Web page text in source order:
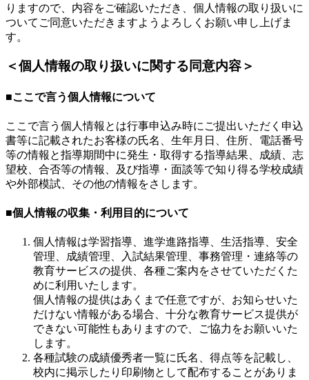
りますので、内容をご確認いただき、個人情報の取り扱いに
ついてご同意いただきますようよろしくお願い申し上げま
す。
＜個人情報の取り扱いに関する同意内容＞
■ここで言う個人情報について
ここで言う個人情報とは行事申込み時にご提出いただく申込
書等に記載されたお客様の氏名、生年月日、住所、電話番号
等の情報と指導期間中に発生・取得する指導結果、成績、志
望校、合否等の情報、及び指導・面談等で知り得る学校成績
や外部模試、その他の情報をさします。
■個人情報の収集・利用目的について
個人情報は学習指導、進学進路指導、生活指導、安全
管理、成績管理、入試結果管理、事務管理・連絡等の
教育サービスの提供、各種ご案内をさせていただくた
めに利用いたします。
個人情報の提供はあくまで任意ですが、お知らせいた
だけない情報がある場合、十分な教育サービス提供が
できない可能性もありますので、ご協力をお願いいた
します。
各種試験の成績優秀者一覧に氏名、得点等を記載し、
校内に掲示したり印刷物として配布することがありま